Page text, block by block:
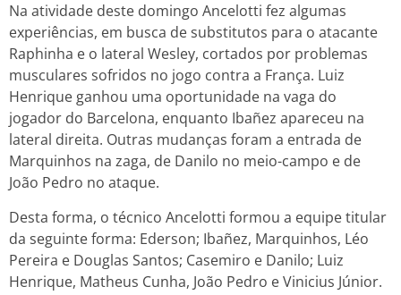
Na atividade deste domingo Ancelotti fez algumas
experiências, em busca de substitutos para o atacante
Raphinha e o lateral Wesley, cortados por problemas
musculares sofridos no jogo contra a França. Luiz
Henrique ganhou uma oportunidade na vaga do
jogador do Barcelona, enquanto Ibañez apareceu na
lateral direita. Outras mudanças foram a entrada de
Marquinhos na zaga, de Danilo no meio-campo e de
João Pedro no ataque.
Desta forma, o técnico Ancelotti formou a equipe titular
da seguinte forma: Ederson; Ibañez, Marquinhos, Léo
Pereira e Douglas Santos; Casemiro e Danilo; Luiz
Henrique, Matheus Cunha, João Pedro e Vinicius Júnior.